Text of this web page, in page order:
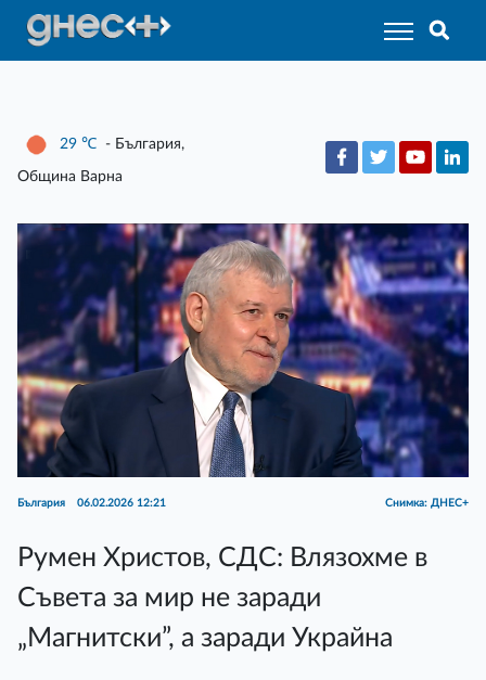
29 ℃ - България,
Община Варна
България 06.02.2026 12:21 Снимка: ДНЕС+
Румен Христов, СДС: Влязохме в
Съвета за мир не заради
„Магнитски”, а заради Украйна